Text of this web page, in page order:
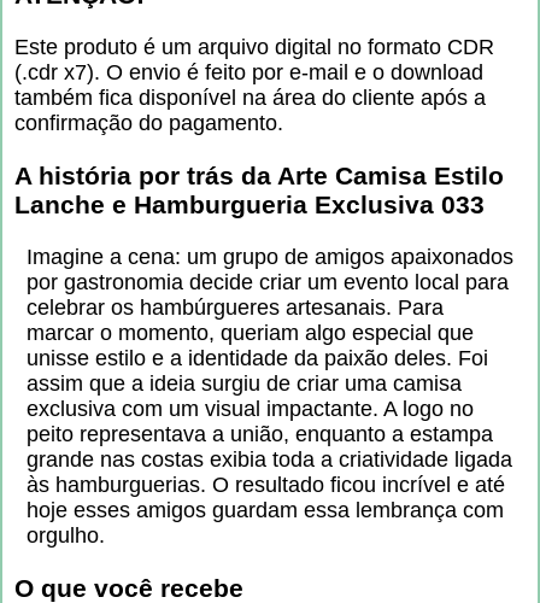
Este produto é um arquivo digital no formato CDR
(.cdr x7). O envio é feito por e-mail e o download
também fica disponível na área do cliente após a
confirmação do pagamento.
A história por trás da Arte Camisa Estilo
Lanche e Hamburgueria Exclusiva 033
Imagine a cena: um grupo de amigos apaixonados
por gastronomia decide criar um evento local para
celebrar os hambúrgueres artesanais. Para
marcar o momento, queriam algo especial que
unisse estilo e a identidade da paixão deles. Foi
assim que a ideia surgiu de criar uma camisa
exclusiva com um visual impactante. A logo no
peito representava a união, enquanto a estampa
grande nas costas exibia toda a criatividade ligada
às hamburguerias. O resultado ficou incrível e até
hoje esses amigos guardam essa lembrança com
orgulho.
O que você recebe